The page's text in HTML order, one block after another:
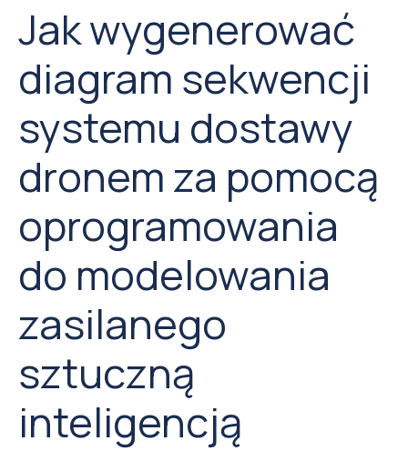
Jak wygenerować
diagram sekwencji
systemu dostawy
dronem za pomocą
oprogramowania
do modelowania
zasilanego
sztuczną
inteligencją